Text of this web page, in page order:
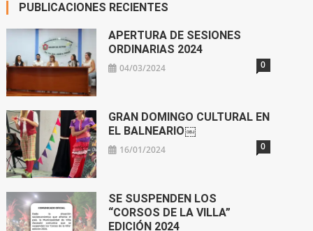
PUBLICACIONES RECIENTES
APERTURA DE SESIONES
ORDINARIAS 2024
04/03/2024 0
GRAN DOMINGO CULTURAL EN
EL BALNEARIO￼
16/01/2024 0
SE SUSPENDEN LOS
“CORSOS DE LA VILLA”
EDICIÓN 2024